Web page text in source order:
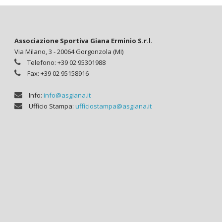
Associazione Sportiva Giana Erminio S.r.l.
Via Milano, 3 - 20064 Gorgonzola (MI)
Telefono: +39 02 95301988
Fax: +39 02 95158916
Info: info@asgiana.it
Ufficio Stampa: ufficiostampa@asgiana.it